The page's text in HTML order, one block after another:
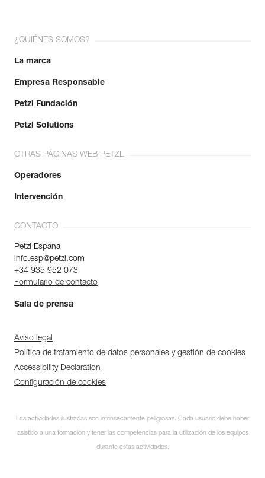
¿QUIÉNES SOMOS?
La marca
Empresa Responsable
Petzl Fundación
Petzl Solutions
OTRAS PÁGINAS WEB PETZL
Operadores
Intervención
CONTACTO
Petzl Espana
info.esp@petzl.com
+34 935 952 073
Formulario de contacto
Sala de prensa
Aviso legal
Política de tratamiento de datos personales y gestión de cookies
Accessibility Declaration
Configuración de cookies
Las actividades ilustradas son intrínsecamente peligrosas. Cada usuario debe haber
asistido a una formación y tener las competencias para la utilización de los equipos
durante estas actividades.